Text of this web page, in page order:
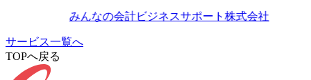
みんなの会計ビジネスサポート株式会社
サービス一覧へ
TOPへ戻る